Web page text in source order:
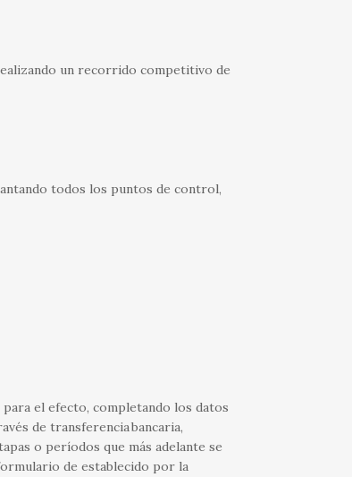
un recorrido competitivo de
todos los puntos de control,
el efecto, completando los datos
de transferencia bancaria,
o períodos que más adelante se
de establecido por la